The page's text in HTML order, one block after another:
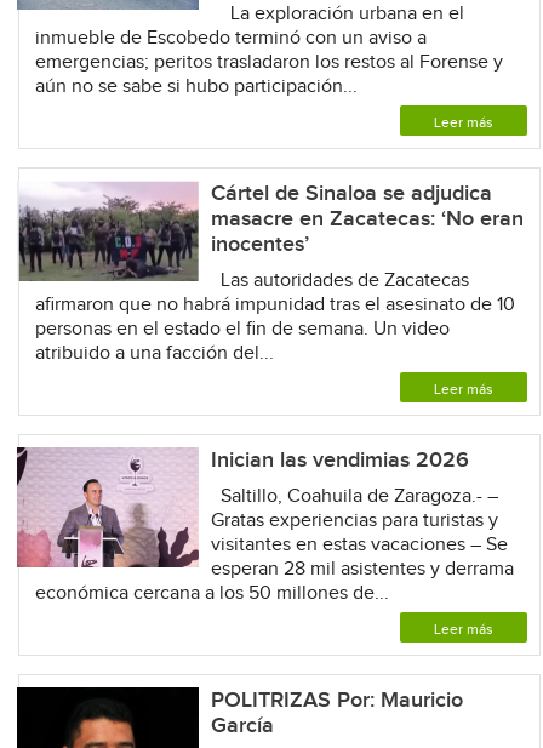
La exploración urbana en el
inmueble de Escobedo terminó con un aviso a
emergencias; peritos trasladaron los restos al Forense y
aún no se sabe si hubo participación...
Leer más
Cártel de Sinaloa se adjudica
masacre en Zacatecas: ‘No eran
inocentes’
Las autoridades de Zacatecas
afirmaron que no habrá impunidad tras el asesinato de 10
personas en el estado el fin de semana. Un video
atribuido a una facción del...
Leer más
Inician las vendimias 2026
Saltillo, Coahuila de Zaragoza.- –
Gratas experiencias para turistas y
visitantes en estas vacaciones – Se
esperan 28 mil asistentes y derrama
económica cercana a los 50 millones de...
Leer más
POLITRIZAS Por: Mauricio
García